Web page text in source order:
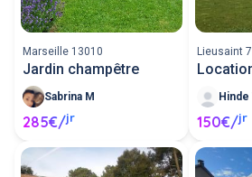
Marseille 13010
Jardin champêtre
Sabrina M
285€/jr
Lieusaint
Hinde
150€/jr